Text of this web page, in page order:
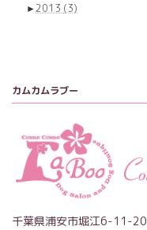
►2013 (3)
カムカムラブー
千葉県浦安市堀江6-11-20